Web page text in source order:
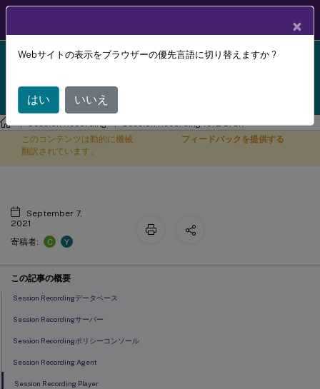
Session Recording 1912 LTSR reached end-of-life on
a newer version of Session Recording.
Session Recording Session Recording 1912 LTSR
このコンテンツは動的に機械
翻訳されています。
フィードバックを提供する
システム要件
September 7,
2021
寄稿者:
C Y
この記事の概要
Session Recordingデータベース
Session Recordingサーバー
Session Recordingポリシーコンソール
Session Recording Agent
Session Recording Player
×
Webサイトの表示をブラウザーの優先言語に切り替えますか ?
はい いいえ